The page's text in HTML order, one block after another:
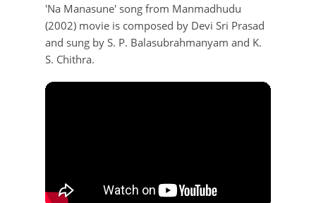
'Na Manasune' song from Manmadhudu
(2002) movie is composed by Devi Sri Prasad
and sung by S. P. Balasubrahmanyam and K.
S. Chithra.